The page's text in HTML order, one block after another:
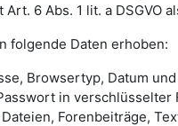
6 Abs. 1 lit. a DSGVO
folgende Daten erhoben:
Browsertyp, Datum
in verschlüsselter
Forenbeiträge,